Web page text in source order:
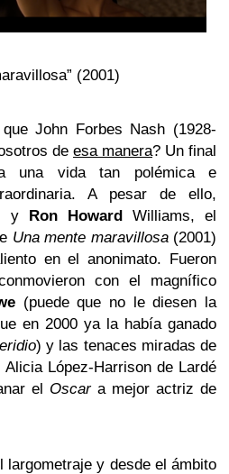
(2001)
John Forbes Nash (1928-
de esa manera? Un final
una vida tan polémica e
A pesar de ello,
y Ron HowardWilliams, el
Una mente maravillosa (2001)
en el anonimato. Fueron
con el magnífico
(puede que no le diesen la
en 2000 ya la había ganado
) y las tenaces miradas de
López-Harrison de Lardé
el Oscar a mejor actriz de
y desde el ámbito